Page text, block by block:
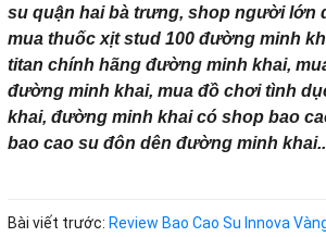
su quận hai bà trưng, shop người lớn
mua thuốc xịt stud 100 đường minh
titan chính hãng đường minh khai,
đường minh khai, mua đồ chơi tình
khai, đường minh khai có shop bao
bao cao su đôn dên đường minh
Bài viết trước: Review Bao Cao Su Innova